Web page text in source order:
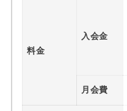
料金
入会金
月会費